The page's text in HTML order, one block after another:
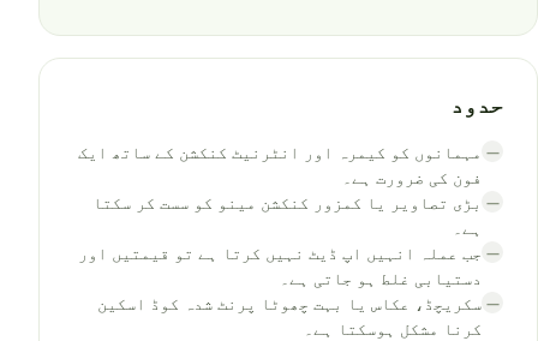
حدود
— مہمانوں کو کیمرہ اور انٹرنیٹ کنکشن کے ساتھ ایک
فون کی ضرورت ہے۔
— بڑی تصاویر یا کمزور کنکشن مینو کو سست کر سکتا
ہے۔
— جب عملہ انہیں اپ ڈیٹ نہیں کرتا ہے تو قیمتیں اور
دستیابی غلط ہو جاتی ہے۔
— سکریچڈ، عکاس یا بہت چھوٹا پرنٹ شدہ کوڈ اسکین
کرنا مشکل ہوسکتا ہے۔